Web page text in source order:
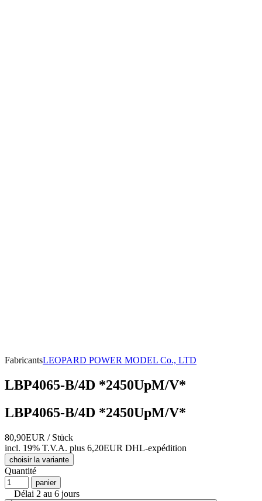
FabricantsLEOPARD POWER MODEL Co., LTD
LBP4065-B/4D *2450UpM/V*
LBP4065-B/4D *2450UpM/V*
80,90EUR / Stück
incl. 19% T.V.A. plus 6,20EUR DHL-expédition
choisir la variante
Quantité
panier
Délai 2 au 6 jours